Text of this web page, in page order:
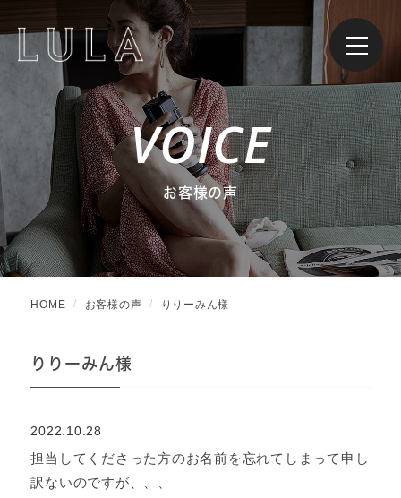
VOICE
お客様の声
HOME お客様の声 りりーみん様
りりーみん様
2022.10.28
担当してくださった方のお名前を忘れてしまって申し
訳ないのですが、、、